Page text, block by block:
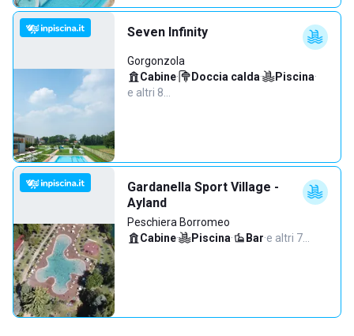
Seven Infinity
Gorgonzola
Cabine· Doccia calda· Piscina·
e altri 8…
Gardanella Sport Village -
Ayland
Peschiera Borromeo
Cabine· Piscina· Bar·e altri 7…